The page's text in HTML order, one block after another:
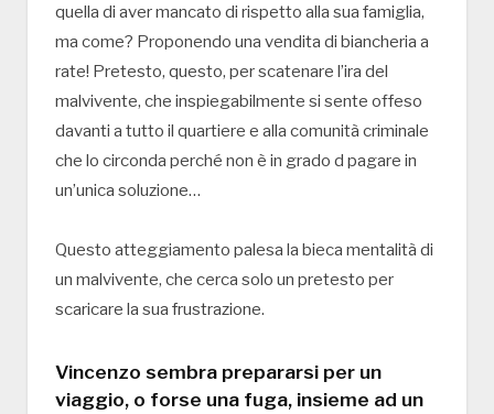
quella di aver mancato di rispetto alla sua famiglia,
ma come? Proponendo una vendita di biancheria a
rate! Pretesto, questo, per scatenare l’ira del
malvivente, che inspiegabilmente si sente offeso
davanti a tutto il quartiere e alla comunità criminale
che lo circonda perché non è in grado d pagare in
un’unica soluzione…
Questo atteggiamento palesa la bieca mentalità di
un malvivente, che cerca solo un pretesto per
scaricare la sua frustrazione.
Vincenzo sembra prepararsi per un
viaggio, o forse una fuga, insieme ad un